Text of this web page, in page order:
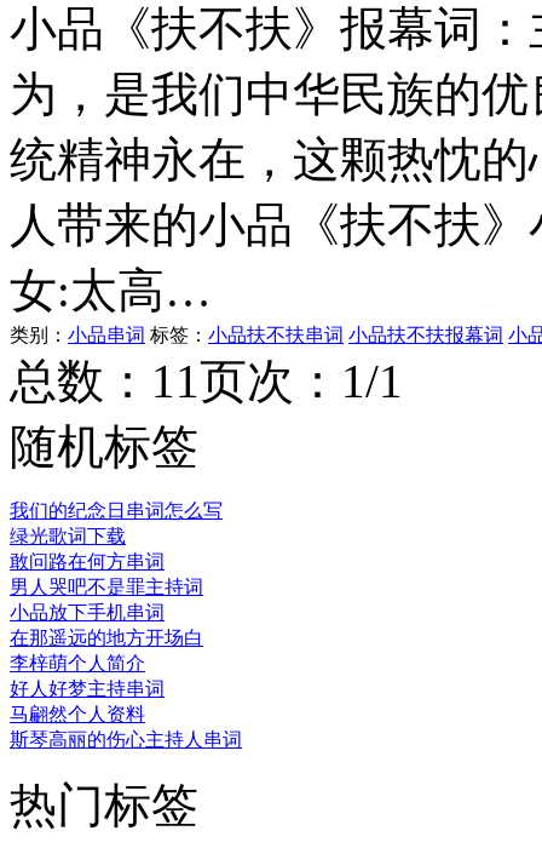
小品《扶不扶》报幕词
为，是我们中华民族的
统精神永在，这颗热忱
人带来的小品《扶不扶
女:太高…
类别： 小品串词 标签： 小品扶不扶串词 小品扶不扶报幕词 小
总数：11页次：1/1
随机标签
我们的纪念日串词怎么写
绿光歌词下载
敢问路在何方串词
男人哭吧不是罪主持词
小品放下手机串词
在那遥远的地方开场白
李梓萌个人简介
好人好梦主持串词
马翩然个人资料
斯琴高丽的伤心主持人串词
热门标签